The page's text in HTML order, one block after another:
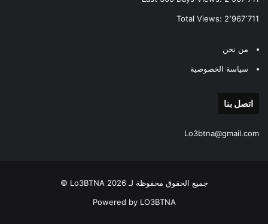
Total Views: 2٬967٬711
من نحن
سياسة الخصوصية
اتصل بنا
Lo3btna@gmail.com
جميع الحقوق محفوظة لـ Lo3BTNA 2026 ©
Powered by LO3BTNA